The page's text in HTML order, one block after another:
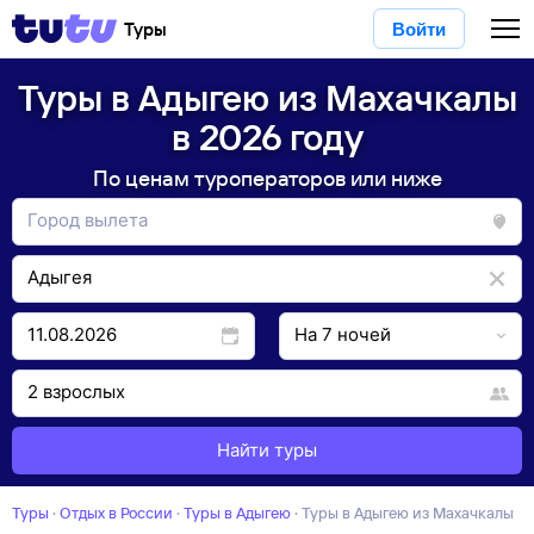
Туры Войти
Туры в Адыгею из Махачкалы
в 2026 году
По ценам туроператоров или ниже
Найти туры
Туры · Отдых в России · Туры в Адыгею · Туры в Адыгею из Махачкалы